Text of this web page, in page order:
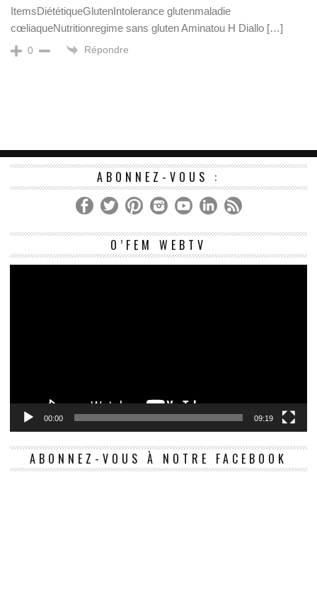
ItemsDiététiqueGlutenIntolerance glutenmaladie
cœliaqueNutritionregime sans gluten Aminatou H Diallo […]
0 Répondre
ABONNEZ-VOUS :
O’FEM WEBTV
00:00 09:19
ABONNEZ-VOUS À NOTRE FACEBOOK